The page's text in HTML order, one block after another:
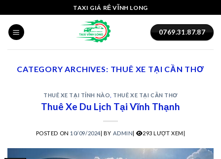
panel
paketleri
to
content
TAXI GIÁ RẺ VĨNH LONG
0769.31.87.87
CATEGORY ARCHIVES: THUÊ XE TẠI CẦN THƠ
THUÊ XE TẠI TỈNH NÀO THUÊ XE TẠI CẦN THƠ
Thuê Xe Du Lịch Tại Vĩnh Thạnh
POSTED ON 10/09/2024| BY ADMIN| 293 LƯỢT XEM|